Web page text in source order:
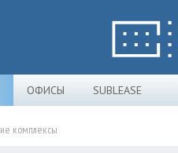
ОФИСЫ SUBLEASE
комплексы